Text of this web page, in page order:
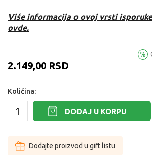
Više informacija o ovoj vrsti
ovde.
2.149,00 RSD
Količina:
DODAJ U KORPU
Dodajte proizvod u gift listu